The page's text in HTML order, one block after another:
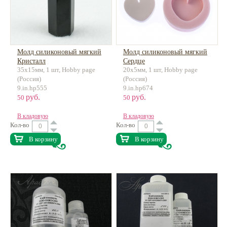
Молд силиконовый мягкий
Кристалл
35х15мм, 1 шт, Hobby page
(Россия)
9.in.hp555
50 руб.
В кладовую
Кол-во
В корзину
Молд силиконовый мягкий
Сердце
20х5мм, 1 шт, Hobby page
(Россия)
9.in.hp674
50 руб.
В кладовую
Кол-во
В корзину